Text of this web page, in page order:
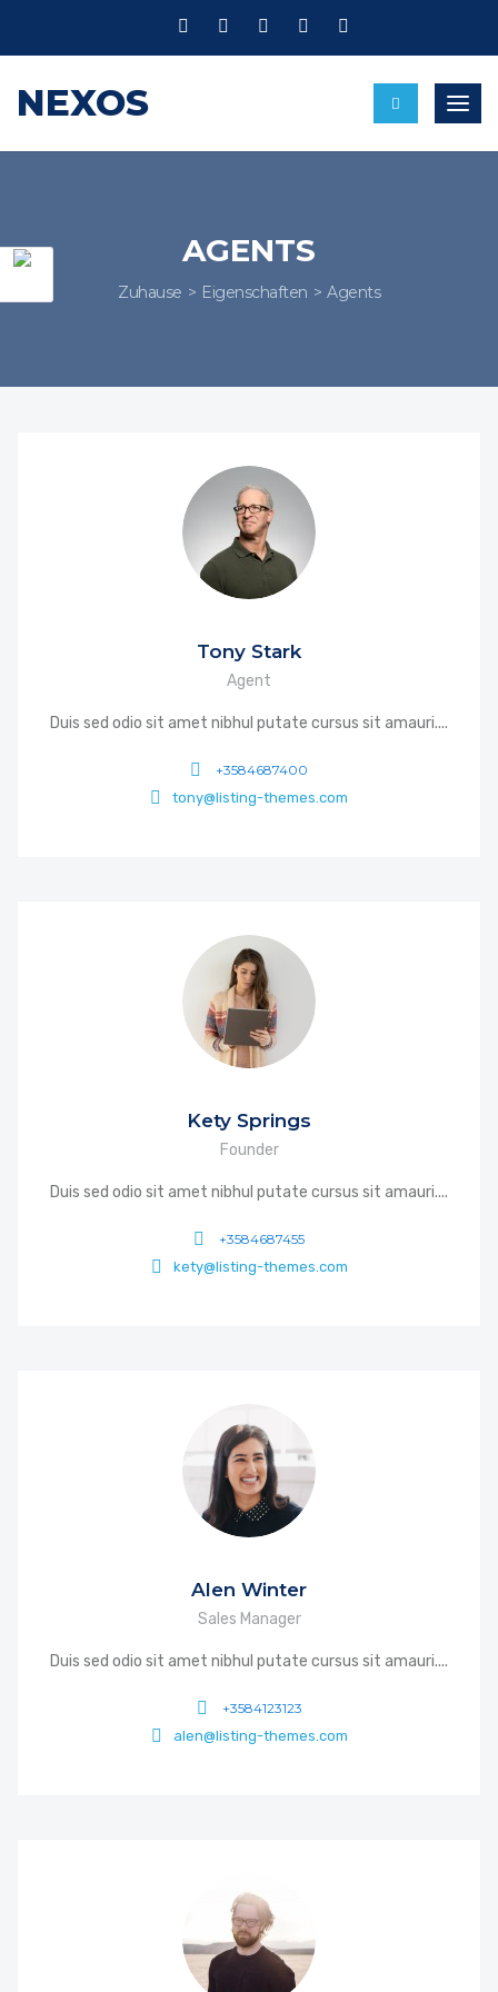
NEXOS
AGENTS
Zuhause Eigenschaften Agents
Tony Stark
Agent
Duis sed odio sit amet nibhul putate cursus sit amauri....
+3584687400
tony@listing-themes.com
Kety Springs
Founder
Duis sed odio sit amet nibhul putate cursus sit amauri....
+3584687455
kety@listing-themes.com
Alen Winter
Sales Manager
Duis sed odio sit amet nibhul putate cursus sit amauri....
+3584123123
alen@listing-themes.com